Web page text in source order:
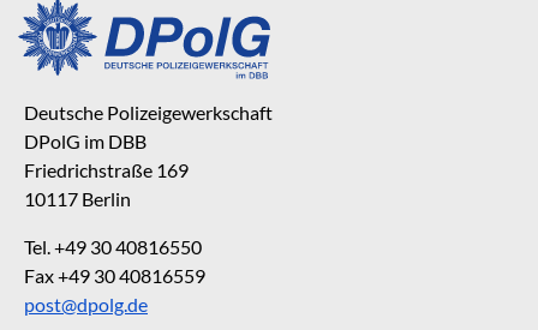
Deutsche Polizeigewerkschaft
DPolG im DBB
Friedrichstraße 169
10117 Berlin
Tel. +49 30 40816550
Fax +49 30 40816559
post@dpolg.de